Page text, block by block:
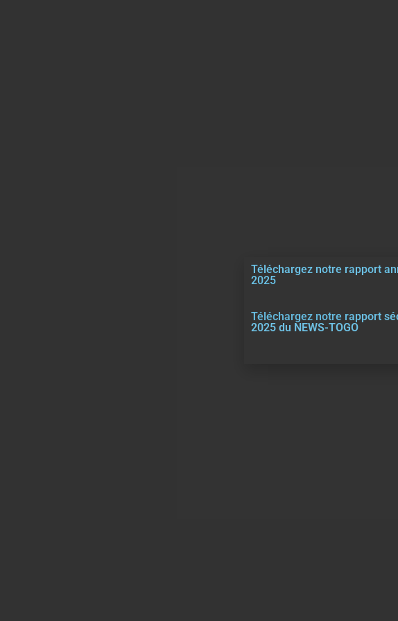
Téléchargez notre rapport
2025
Téléchargez notre rapport
2025 du NEWS-TOGO